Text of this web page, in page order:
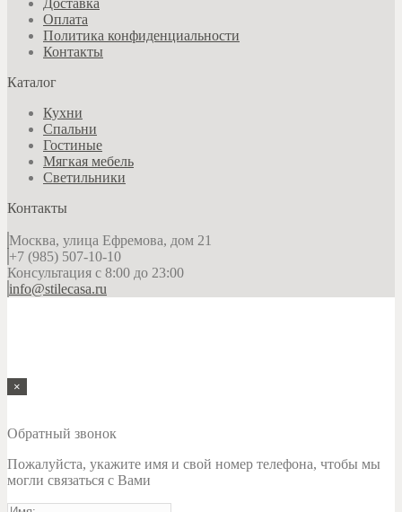
Доставка
Оплата
Политика конфиденциальности
Контакты
Каталог
Кухни
Спальни
Гостиные
Мягкая мебель
Светильники
Контакты
Москва, улица Ефремова, дом 21
+7 (985) 507-10-10
Консультация с 8:00 до 23:00
info@stilecasa.ru
×
Обратный звонок
Пожалуйста, укажите имя и свой номер телефона, чтобы мы
могли связаться с Вами